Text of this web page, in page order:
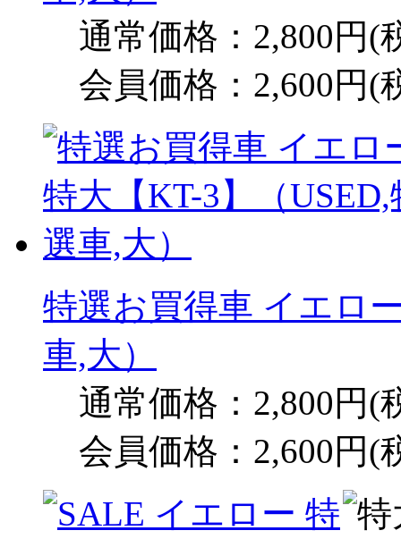
通常価格：2,800円(
会員価格：2,600円(
特選お買得車 イエロ
車,大）
通常価格：2,800円(
会員価格：2,600円(